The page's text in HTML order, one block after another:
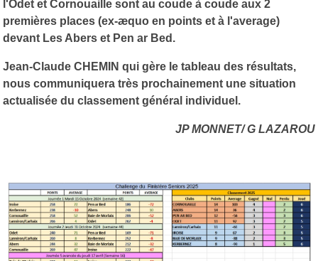
l'Odet et Cornouaille sont au coude à coude aux 2
premières places (ex-æquo en points et à l'average)
devant Les Abers et Pen ar Bed.
Jean-Claude CHEMIN qui gère le tableau des résultats,
nous communiquera très prochainement une situation
actualisée du classement général individuel.
JP MONNET/ G LAZAROU